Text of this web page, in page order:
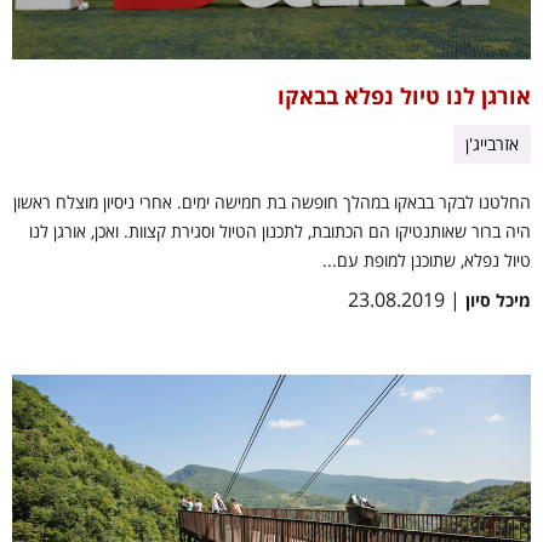
אורגן לנו טיול נפלא בבאקו
אזרבייג'ן
החלטנו לבקר בבאקו במהלך חופשה בת חמישה ימים. אחרי ניסיון מוצלח ראשון
היה ברור שאותנטיקו הם הכתובת, לתכנון הטיול וסגירת קצוות. ואכן, אורגן לנו
טיול נפלא, שתוכנן למופת עם...
מיכל סיון | 23.08.2019